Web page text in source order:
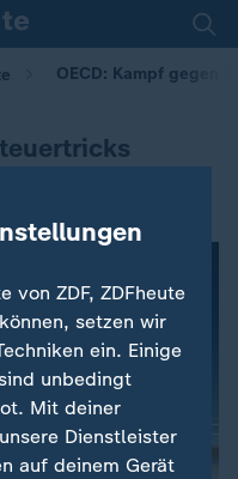
OECD: Kampf gegen
von ZDF, ZDFheute
setzen wir
ein. Einige
unbedingt
Mit deiner
Dienstleister
auf deinem Gerät